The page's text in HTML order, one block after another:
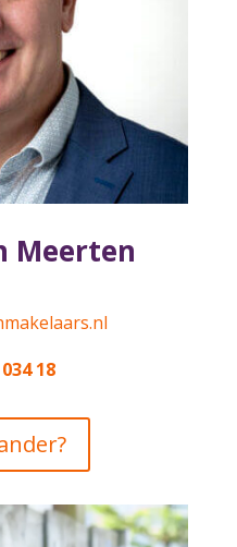
Meerten
18